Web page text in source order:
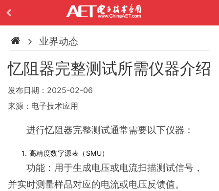
业界动态
忆阻器完整测试所需仪器介绍
发布日期：2025-02-06
来源：电子技术应用
进行忆阻器完整测试通常需要以下仪器：
1. 高精度数字源表（SMU）
功能：用于生成电压或电流扫描测试信号，
并实时测量样品对应的电流或电压反馈值。